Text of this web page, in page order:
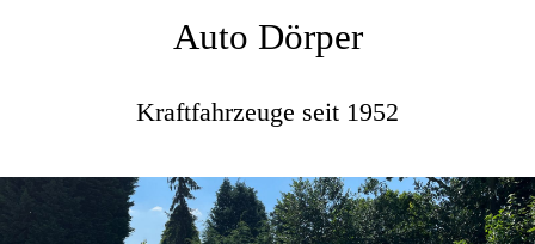
Auto Dörper
Kraftfahrzeuge seit 1952